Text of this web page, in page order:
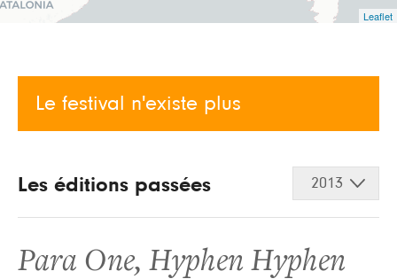
Leaflet
Le festival n'existe plus
Les éditions passées 2013
Para One, Hyphen Hyphen